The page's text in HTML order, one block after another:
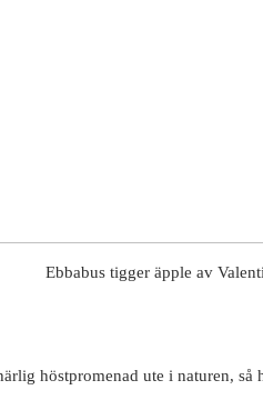
Ebbabus tigger äpple av
höstpromenad ute i naturen,